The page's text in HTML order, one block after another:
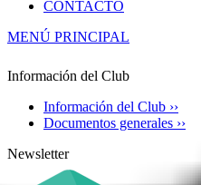
CONTACTO
MENÚ PRINCIPAL
Información del Club
Información del Club ››
Documentos generales ››
Newsletter